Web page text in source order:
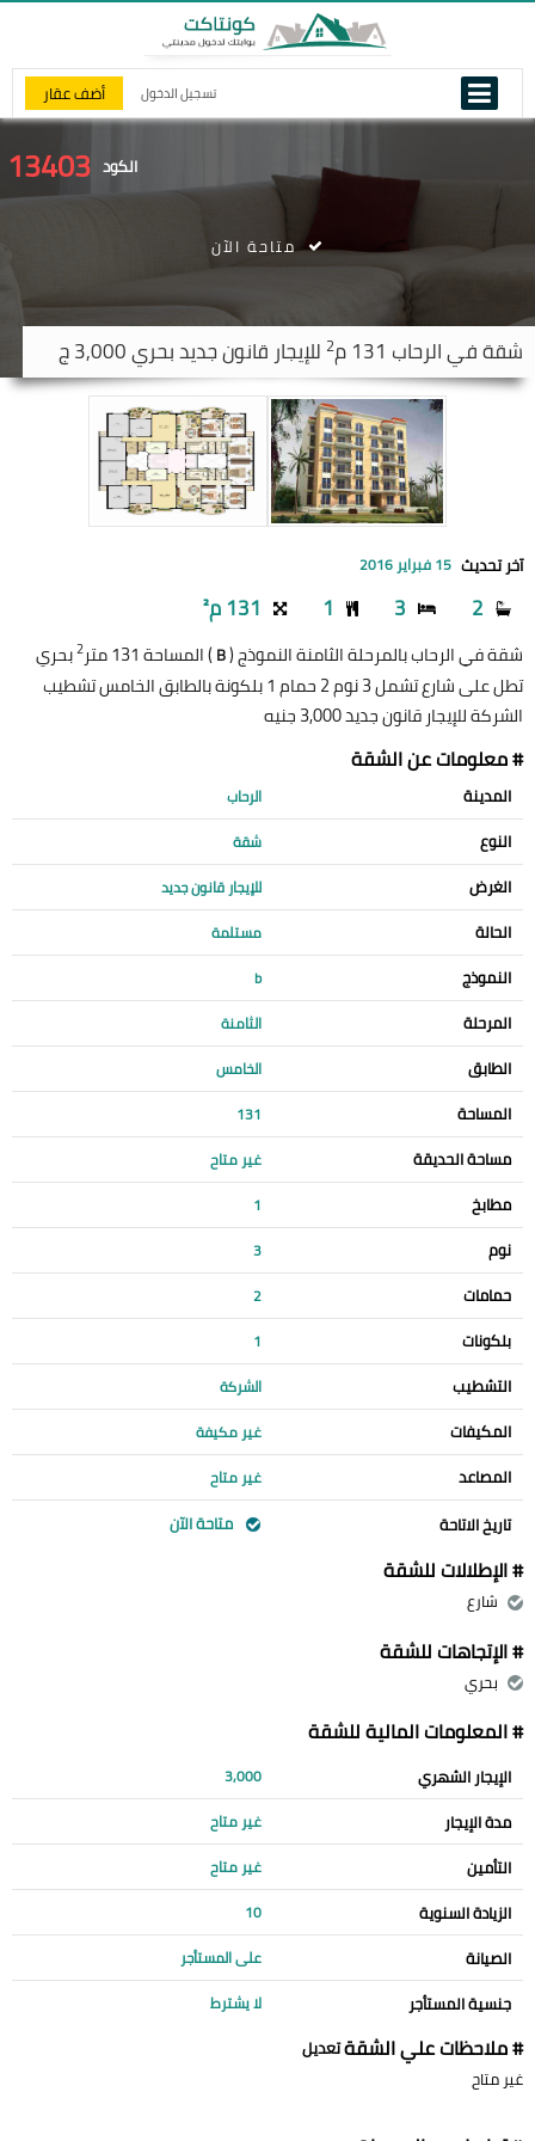
تسجيل الدخول أضف عقار
الكود 13403
شقة فيالرحاب 2 للإيجار قانون جديد بحري 3,000 ج
متاحة الآن
آخر تحديث 15 فبراير 2016
2
3
1 131 م²
شقة في الرحاب بالمرحلة الثامنة النموذج (B) المساحة 131 متر 2بحري
تطل على شارع تشمل 3 نوم 2 حمام 1 بلكونة بالطابق الخامس تشطيب
الشركة للإيجار قانون جديد 3,000 جنيه
# معلومات عن الشقة
المدينة الرحاب
النوع شقة
الغرض للإيجار قانون جديد
الحالة مستلمة
النموذج b
المرحلة الثامنة
الطابق الخامس
المساحة 131
مساحة الحديقة غير متاح
مطابخ 1
نوم 3
حمامات 2
بلكونات 1
التشطيب الشركة
المكيفات غير مكيفة
المصاعد غير متاح
تاريخ الاتاحة متاحة الآن
# الإطلالات للشقة
شارع
# الإتجاهات للشقة
بحري
# المعلومات المالية للشقة
الإيجار الشهري 3,000
مدة الإيجار غير متاح
التأمين غير متاح
الزيادة السنوية 10
الصيانة على المستأجر
جنسية المستأجر لا يشترط
# ملاحظات علي الشقةتعديل
غير متاح